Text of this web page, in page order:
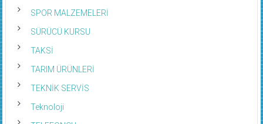
SPOR MALZEMELERİ
SÜRÜCÜ KURSU
TAKSİ
TARIM ÜRÜNLERİ
TEKNİK SERVİS
Teknoloji